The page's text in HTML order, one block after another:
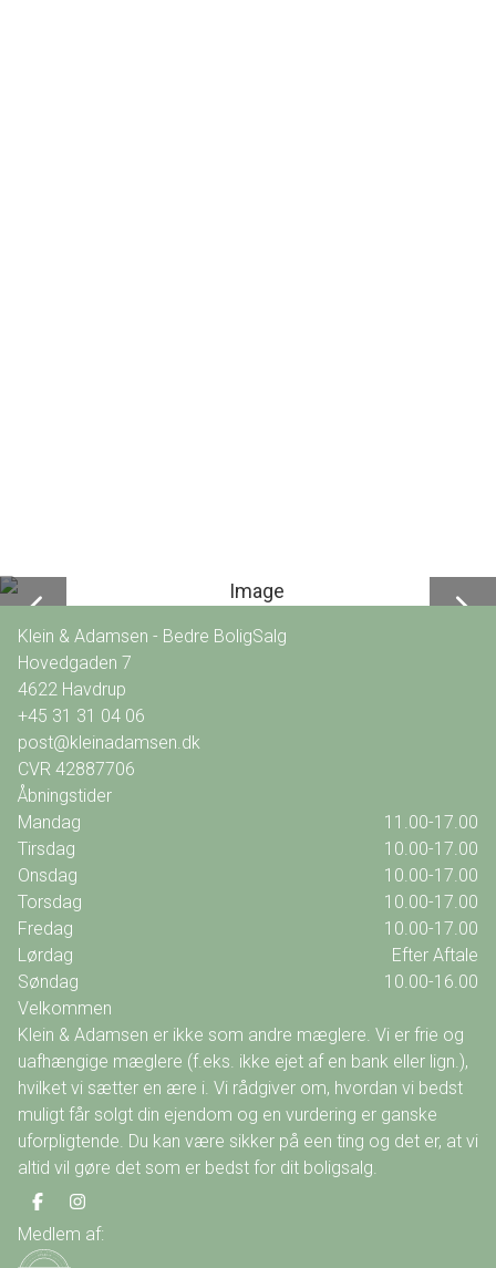
Klein & Adamsen - Bedre BoligSalg
Hovedgaden 7
4622 Havdrup
+45 31 31 04 06
post@kleinadamsen.dk
CVR 42887706
Åbningstider
Mandag
11.00-17.00
Tirsdag
10.00-17.00
Onsdag
10.00-17.00
Torsdag
10.00-17.00
Fredag
10.00-17.00
Lørdag
Efter Aftale
Søndag
10.00-16.00
Velkommen
Klein & Adamsen er ikke som andre mæglere. Vi er frie og
uafhængige mæglere (f.eks. ikke ejet af en bank eller lign.),
hvilket vi sætter en ære i. Vi rådgiver om, hvordan vi bedst
muligt får solgt din ejendom og en vurdering er ganske
uforpligtende. Du kan være sikker på een ting og det er, at vi
altid vil gøre det som er bedst for dit boligsalg.
Medlem af: